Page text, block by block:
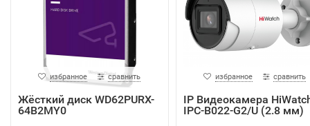
избранное сравнить
Жёсткий диск WD62PURX-
64B2MY0
избранное сравнить
IP Видеокамера
IPC-B022-G2/U (2.8 мм)